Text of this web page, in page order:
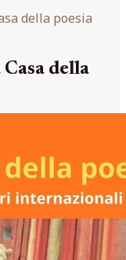
della poesia
della